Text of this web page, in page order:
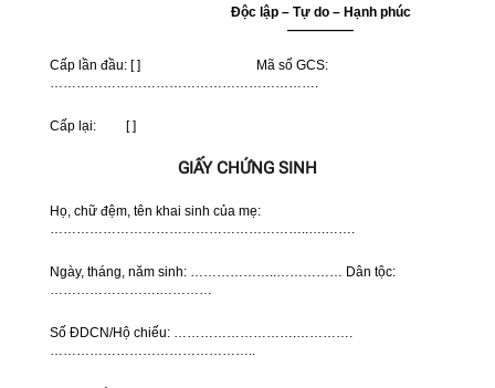
Độc lập – Tự do – Hạnh phúc
—————
Cấp lần đầu: [ ] Mã số GCS:
…………………………………………………….
Cấp lại: [ ]
GIẤY CHỨNG SINH
Họ, chữ đệm, tên khai sinh của mẹ:
…………………………………………………..….…….
Ngày, tháng, năm sinh: ………………..…………… Dân tộc:
…………………….…………
Số ĐDCN/Hộ chiếu: ……………………….………….
………………………………………..